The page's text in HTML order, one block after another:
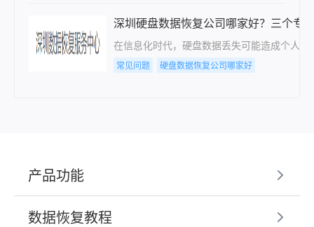
深圳硬盘数据恢复公司哪家好？三个专
在信息化时代，硬盘数据丢失可能造成个人
常见问题 硬盘数据恢复公司哪家好
产品功能
数据恢复教程